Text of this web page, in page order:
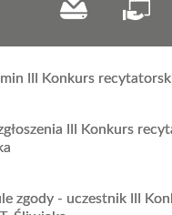
III Konkurs
III Konkurs
zgody - uczestnik III